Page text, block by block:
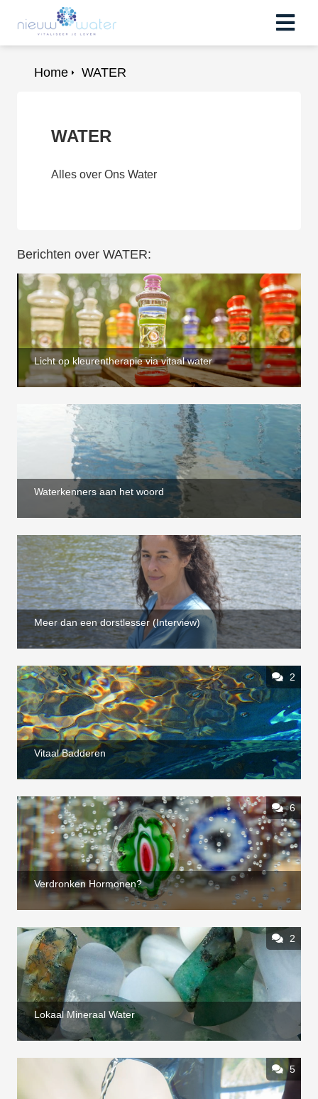
WATER
Home
WATER
Alles over Ons Water
Berichten over WATER:
Licht op kleurentherapie via vitaal water
Waterkenners aan het woord
Meer dan een dorstlesser (Interview)
2
Vitaal Badderen
6
Verdronken Hormonen?
2
Lokaal Mineraal Water
5